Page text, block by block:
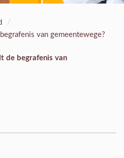
/
van gemeentewege?
de begrafenis van